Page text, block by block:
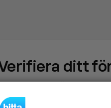
ditt
som69 571företag - ta
hitta.se och syns bättre mot